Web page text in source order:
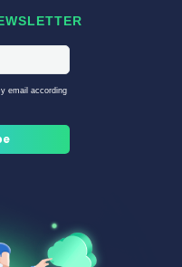
email according